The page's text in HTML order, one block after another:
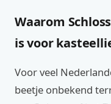
Waarom
is voor
Voor veel
beetje onbekend